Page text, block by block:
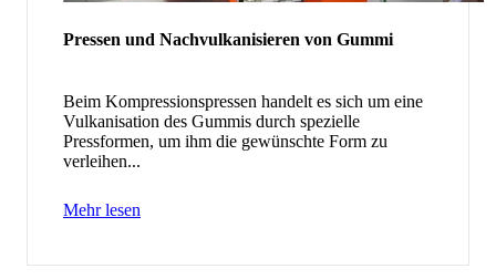
Pressen und Nachvulkanisieren von Gummi
Beim Kompressionspressen handelt es sich um eine
Vulkanisation des Gummis durch spezielle
Pressformen, um ihm die gewünschte Form zu
verleihen...
Mehr lesen